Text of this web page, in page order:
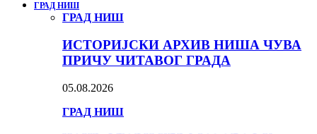
ГРАД НИШ
ГРАД НИШ
ИСТОРИЈСКИ АРХИВ НИША ЧУВА
ПРИЧУ ЧИТАВОГ ГРАДА
05.08.2026
ГРАД НИШ